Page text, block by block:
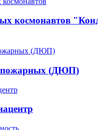
космонавтов
(ДЮП)